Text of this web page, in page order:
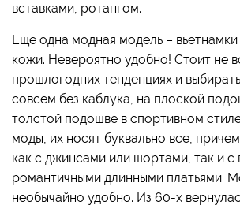
вставками, ротангом.
Еще одна модная модель – вьетнамки
кожи. Невероятно удобно! Стоит не
прошлогодних тенденциях и
совсем без каблука, на плоской
толстой подошве в спортивном
моды, их носят буквально все,
как с джинсами или шортами, так и
романтичными длинными платьями.
необычайно удобно. Из 60-х